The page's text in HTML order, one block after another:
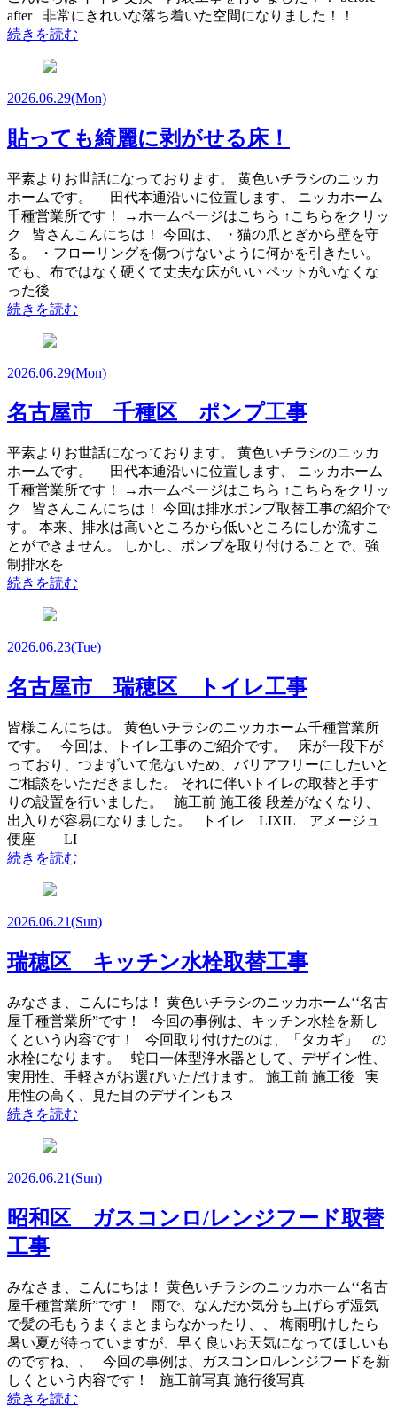
after 非常にきれいな落ち着いた空間になりました！！
続きを読む
2026.06.29(Mon)
貼っても綺麗に剥がせる床！
平素よりお世話になっております。 黄色いチラシのニッカ
ホームです。 田代本通沿いに位置します、 ニッカホーム
千種営業所です！ →ホームページはこちら ↑こちらをクリッ
ク 皆さんこんにちは！ 今回は、 ・猫の爪とぎから壁を守
る。 ・フローリングを傷つけないように何かを引きたい。
でも、布ではなく硬くて丈夫な床がいい ペットがいなくな
った後
続きを読む
2026.06.29(Mon)
名古屋市 千種区 ポンプ工事
平素よりお世話になっております。 黄色いチラシのニッカ
ホームです。 田代本通沿いに位置します、 ニッカホーム
千種営業所です！ →ホームページはこちら ↑こちらをクリッ
ク 皆さんこんにちは！ 今回は排水ポンプ取替工事の紹介で
す。 本来、排水は高いところから低いところにしか流すこ
とができません。 しかし、ポンプを取り付けることで、強
制排水を
続きを読む
2026.06.23(Tue)
名古屋市 瑞穂区 トイレ工事
皆様こんにちは。 黄色いチラシのニッカホーム千種営業所
です。 今回は、トイレ工事のご紹介です。 床が一段下が
っており、つまずいて危ないため、バリアフリーにしたいと
ご相談をいただきました。 それに伴いトイレの取替と手す
りの設置を行いました。 施工前 施工後 段差がなくなり、
出入りが容易になりました。 トイレ LIXIL アメージュ
便座 LI
続きを読む
2026.06.21(Sun)
瑞穂区 キッチン水栓取替工事
みなさま、こんにちは！ 黄色いチラシのニッカホーム‘‘名古
屋千種営業所”です！ 今回の事例は、キッチン水栓を新し
くという内容です！ 今回取り付けたのは、「タカギ」 の
水栓になります。 蛇口一体型浄水器として、デザイン性、
実用性、手軽さがお選びいただけます。 施工前 施工後 実
用性の高く、見た目のデザインもス
続きを読む
2026.06.21(Sun)
昭和区 ガスコンロ/レンジフード取替
工事
みなさま、こんにちは！ 黄色いチラシのニッカホーム‘‘名古
屋千種営業所”です！ 雨で、なんだか気分も上げらず湿気
で髪の毛もうまくまとまらなかったり、、 梅雨明けしたら
暑い夏が待っていますが、早く良いお天気になってほしいも
のですね、、 今回の事例は、ガスコンロ/レンジフードを新
しくという内容です！ 施工前写真 施行後写真
続きを読む